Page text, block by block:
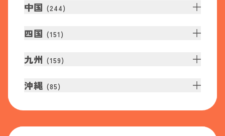
中国 (244)
四国 (151 )
九州 (159)
沖縄 (85)